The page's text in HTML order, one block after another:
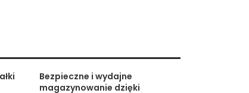
Bezpieczne i wydajne
magazynowanie dzięki